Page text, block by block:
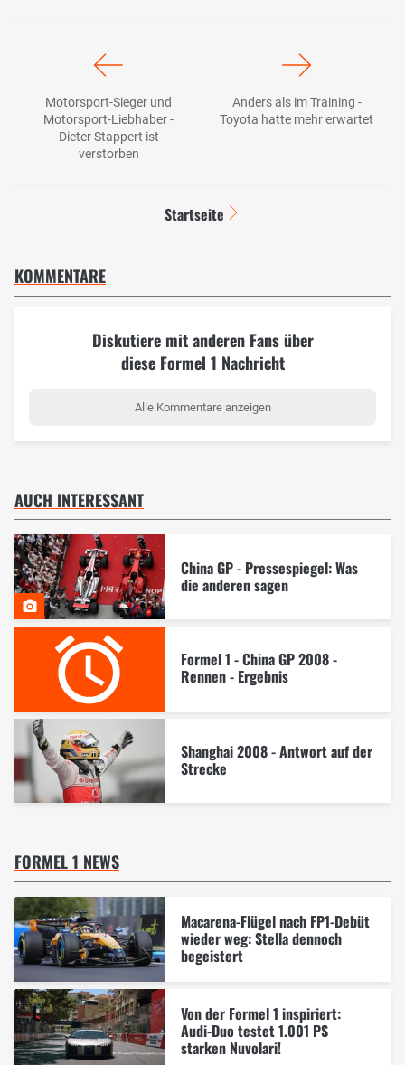
Motorsport-Sieger und
Motorsport-Liebhaber -
Dieter Stappert ist
verstorben
Anders als im Training -
Toyota hatte mehr erwartet
Startseite
KOMMENTARE
Diskutiere mit anderen Fans über
diese Formel 1 Nachricht
Alle Kommentare anzeigen
AUCH INTERESSANT
China GP - Pressespiegel: Was
die anderen sagen
Formel 1 - China GP 2008 -
Rennen - Ergebnis
Shanghai 2008 - Antwort auf der
Strecke
FORMEL 1 NEWS
Macarena-Flügel nach FP1-Debüt
wieder weg: Stella dennoch
begeistert
Von der Formel 1 inspiriert:
Audi-Duo testet 1.001 PS
starken Nuvolari!